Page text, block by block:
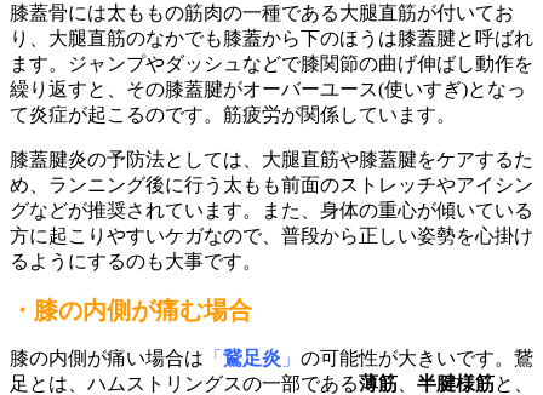
膝蓋骨には太ももの筋肉の一種である大腿直筋が付いてお
り、大腿直筋のなかでも膝蓋から下のほうは膝蓋腱と呼ばれ
ます。ジャンプやダッシュなどで膝関節の曲げ伸ばし動作を
繰り返すと、その膝蓋腱がオーバーユース(使いすぎ)となっ
て炎症が起こるのです。筋疲労が関係しています。
膝蓋腱炎の予防法としては、大腿直筋や膝蓋腱をケアするた
め、ランニング後に行う太もも前面のストレッチやアイシン
グなどが推奨されています。また、身体の重心が傾いている
方に起こりやすいケガなので、普段から正しい姿勢を心掛け
るようにするのも大事です。
・膝の内側が痛む場合
膝の内側が痛い場合は 「 鵞足炎 」 の可能性が大きいです。鵞
足とは、ハムストリングスの一部である薄筋 半腱様筋と、